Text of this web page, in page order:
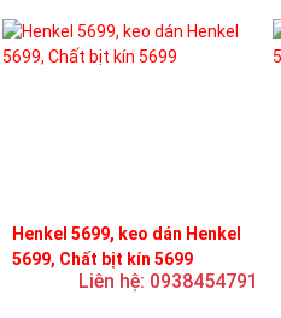
Henkel 5699, keo dán Henkel
5699, Chất bịt kín 5699
Liên hệ: 0938454791